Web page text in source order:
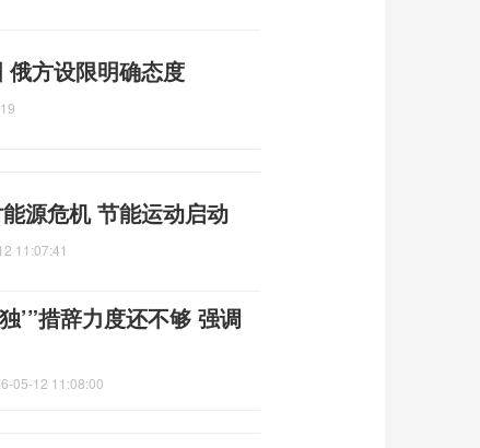
俄方设限明确态度
源危机 节能运动启动
11:07:41
’”措辞力度还不够 强调
05-12 11:08:00